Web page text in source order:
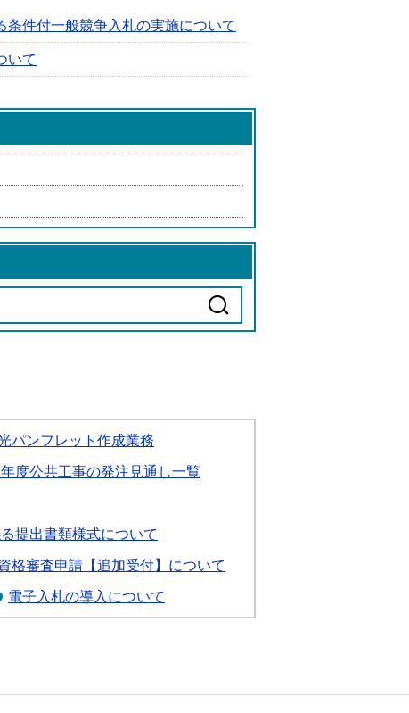
件付一般競争入札の実施について
いて
パンフレット作成業務
度公共工事の発注見通し一覧
提出書類様式について
審査申請【追加受付】について
電子入札の導入について